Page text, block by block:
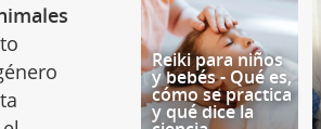
Reiki para niños
y bebés - Qué es,
cómo se practica
y qué dice la